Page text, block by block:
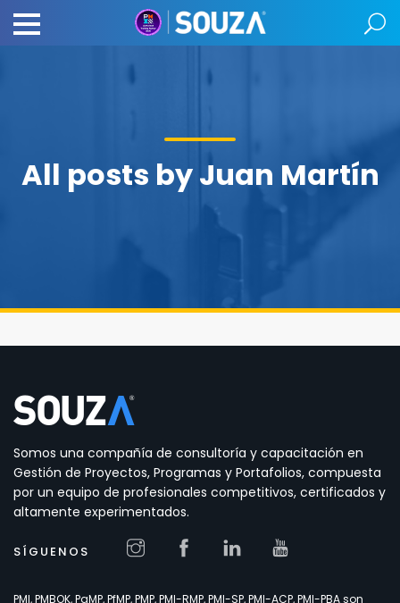
All posts by Juan Martín
Somos una compañía de consultoría y capacitación en
Gestión de Proyectos, Programas y Portafolios, compuesta
por un equipo de profesionales competitivos, certificados y
altamente experimentados.
SÍGUENOS
PMI, PMBOK, PgMP, PfMP, PMP, PMI-RMP, PMI-SP, PMI-ACP, PMI-PBA son